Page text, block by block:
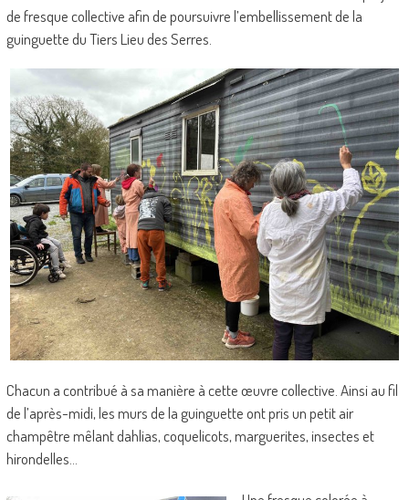
de fresque collective afin de poursuivre l’embellissement de la
guinguette du Tiers Lieu des Serres.
Chacun a contribué à sa manière à cette œuvre collective. Ainsi au fil
de l’après-midi, les murs de la guinguette ont pris un petit air
champêtre mêlant dahlias, coquelicots, marguerites, insectes et
hirondelles…